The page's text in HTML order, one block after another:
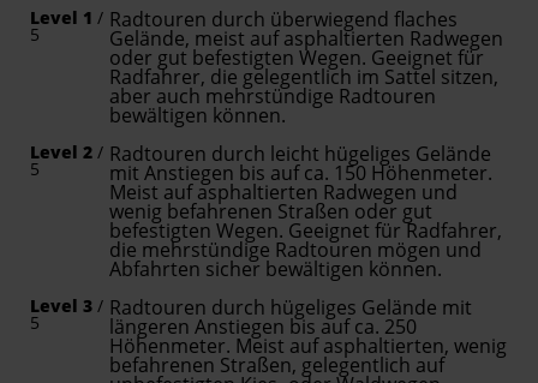
Level 1 /
5
Radtouren durch überwiegend flaches
Gelände, meist auf asphaltierten Radwegen
oder gut befestigten Wegen. Geeignet für
Radfahrer, die gelegentlich im Sattel sitzen,
aber auch mehrstündige Radtouren
bewältigen können.
Level 2 /
5
Radtouren durch leicht hügeliges Gelände
mit Anstiegen bis auf ca. 150 Höhenmeter.
Meist auf asphaltierten Radwegen und
wenig befahrenen Straßen oder gut
befestigten Wegen. Geeignet für Radfahrer,
die mehrstündige Radtouren mögen und
Abfahrten sicher bewältigen können.
Level 3 /
5
Radtouren durch hügeliges Gelände mit
längeren Anstiegen bis auf ca. 250
Höhenmeter. Meist auf asphaltierten, wenig
befahrenen Straßen, gelegentlich auf